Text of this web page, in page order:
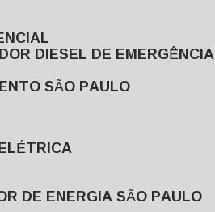
DIESEL DE EMERGÊNCIA
SÃO PAULO
DE ENERGIA SÃO PAULO